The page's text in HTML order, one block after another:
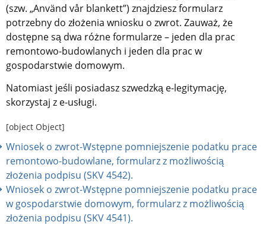
(szw. „Använd vår blankett”) znajdziesz formularz
potrzebny do złożenia wniosku o zwrot. Zauważ, że
dostępne są dwa różne formularze – jeden dla prac
remontowo-budowlanych i jeden dla prac w
gospodarstwie domowym.
Natomiast jeśli posiadasz szwedzką e-legitymację,
skorzystaj z e-usługi.
[object Object]
Wniosek o zwrot-Wstępne pomniejszenie podatku prace
remontowo-budowlane, formularz z możliwością
złożenia podpisu (SKV 4542).
Wniosek o zwrot-Wstępne pomniejszenie podatku prace
w gospodarstwie domowym, formularz z możliwością
złożenia podpisu (SKV 4541).